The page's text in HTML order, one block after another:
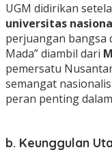
UGM didirikan
universitas
perjuangan bangsa
Mada” diambil dari
pemersatu
semangat
peran penting
b. Keunggulan